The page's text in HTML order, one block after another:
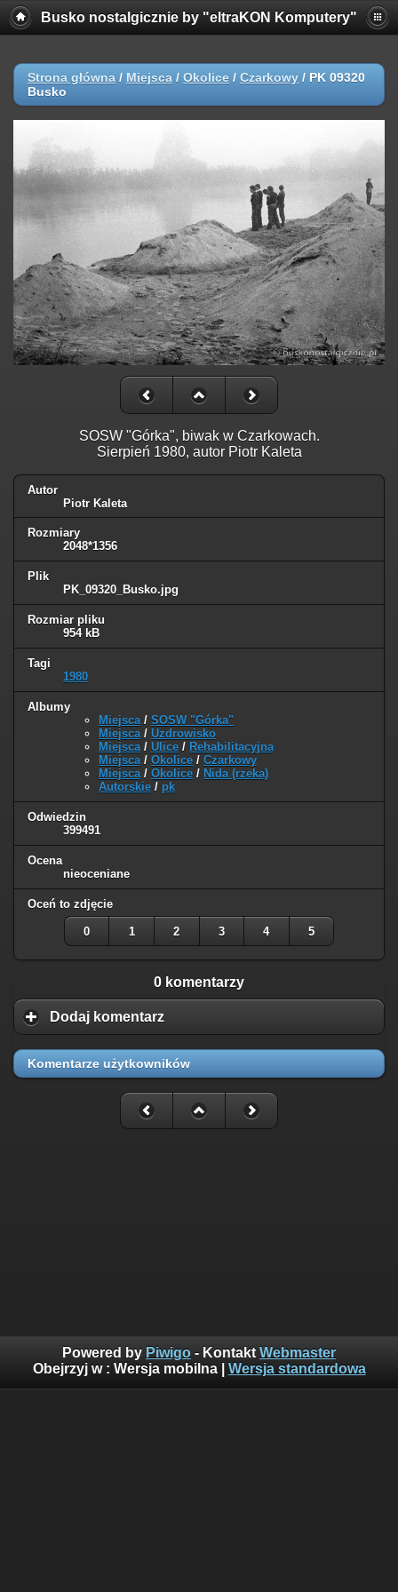
Busko nostalgicznie by "eltraKON Komputery"
Strona główna / Miejsca / Okolice / Czarkowy / PK 09320
Busko
SOSW "Górka", biwak w Czarkowach.
Sierpień 1980, autor Piotr Kaleta
Autor
Piotr Kaleta
Rozmiary
2048*1356
Plik
PK_09320_Busko.jpg
Rozmiar pliku
954 kB
Tagi
1980
Albumy
Miejsca/ SOSW "Górka"
Miejsca/ Uzdrowisko
Miejsca/ Ulice / Rehabilitacyjna
Miejsca/ Okolice / Czarkowy
Miejsca/ Okolice / Nida (rzeka)
Autorskie / pk
Odwiedzin
399491
Ocena
nieoceniane
Oceń to zdjęcie
0 1 2 3 4 5
0 komentarzy
Dodaj komentarz
Komentarze użytkowników
Powered by Piwigo - Kontakt Webmaster
Obejrzyj w : Wersja mobilna| Wersja standardowa